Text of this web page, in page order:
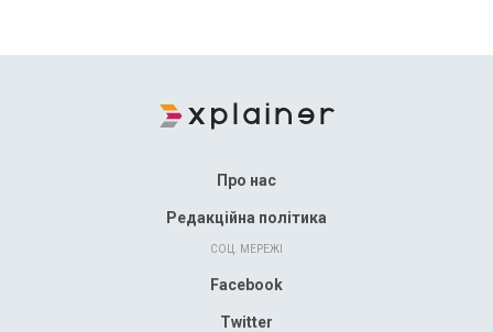
Про нас
Редакційна політика
СОЦ. МЕРЕЖІ
Facebook
Twitter